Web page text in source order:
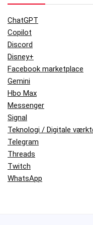
ChatGPT
Copilot
Discord
Disney+
Facebook marketplace
Gemini
Hbo Max
Messenger
Signal
Teknologi / Digitale
Telegram
Threads
Twitch
WhatsApp